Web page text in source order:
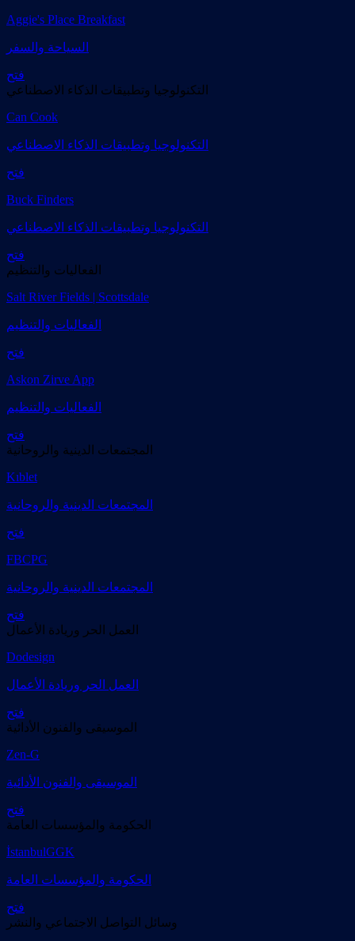
Aggie's Place Breakfast
السياحة والسفر
فتح
التكنولوجيا وتطبيقات الذكاء الاصطناعي
Can Cook
التكنولوجيا وتطبيقات الذكاء الاصطناعي
فتح
Buck Finders
التكنولوجيا وتطبيقات الذكاء الاصطناعي
فتح
الفعاليات والتنظيم
Salt River Fields | Scottsdale
الفعاليات والتنظيم
فتح
Askon Zirve App
الفعاليات والتنظيم
فتح
المجتمعات الدينية والروحانية
Kıblet
المجتمعات الدينية والروحانية
فتح
FBCPG
المجتمعات الدينية والروحانية
فتح
العمل الحر وريادة الأعمال
Dodesign
العمل الحر وريادة الأعمال
فتح
الموسيقى والفنون الأدائية
Zen-G
الموسيقى والفنون الأدائية
فتح
الحكومة والمؤسسات العامة
İstanbulGGK
الحكومة والمؤسسات العامة
فتح
وسائل التواصل الاجتماعي والنشر